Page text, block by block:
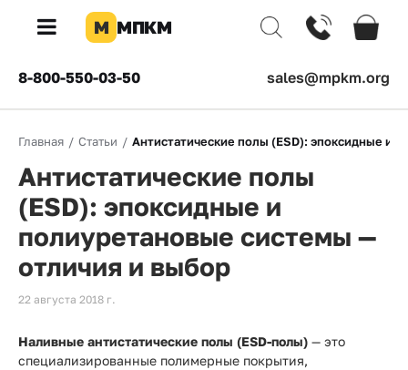
×
КОМПАНИЯ
О
компании
Доставка
Оплата
товаров
М МПКМ
8-800-550-03-50 sales@mpkm.org
Главная / Статьи / Антистатические полы (ESD): эпоксидные и
Антистатические полы
(ESD): эпоксидные и
полиуретановые системы —
отличия и выбор
22 августа 2018 г.
Наливные антистатические полы (ESD-полы) — это
специализированные полимерные покрытия,